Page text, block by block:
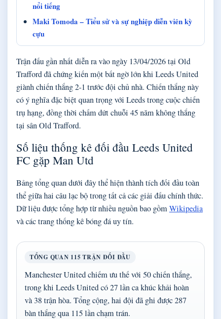
nổi tiếng
Maki Tomoda – Tiểu sử và sự nghiệp diễn viên kỳ
cựu
Trận đấu gần nhất diễn ra vào ngày 13/04/2026 tại Old
Trafford đã chứng kiến một bất ngờ lớn khi Leeds United
giành chiến thắng 2-1 trước đội chủ nhà. Chiến thắng này
có ý nghĩa đặc biệt quan trọng với Leeds trong cuộc chiến
trụ hạng, đồng thời chấm dứt chuỗi 45 năm không thắng
tại sân Old Trafford.
Số liệu thống kê đối đầu Leeds United
FC gặp Man Utd
Bảng tổng quan dưới đây thể hiện thành tích đối đầu toàn
thể giữa hai câu lạc bộ trong tất cả các giải đấu chính thức.
Dữ liệu được tổng hợp từ nhiều nguồn bao gồmWikipedia
và các trang thống kê bóng đá uy tín.
TỔNG QUAN 115 TRẬN ĐỐI ĐẦU
Manchester United chiếm ưu thế với 50 chiến thắng,
trong khi Leeds United có 27 lần ca khúc khải hoàn
và 38 trận hòa. Tổng cộng, hai đội đã ghi được 287
bàn thắng qua 115 lần chạm trán.